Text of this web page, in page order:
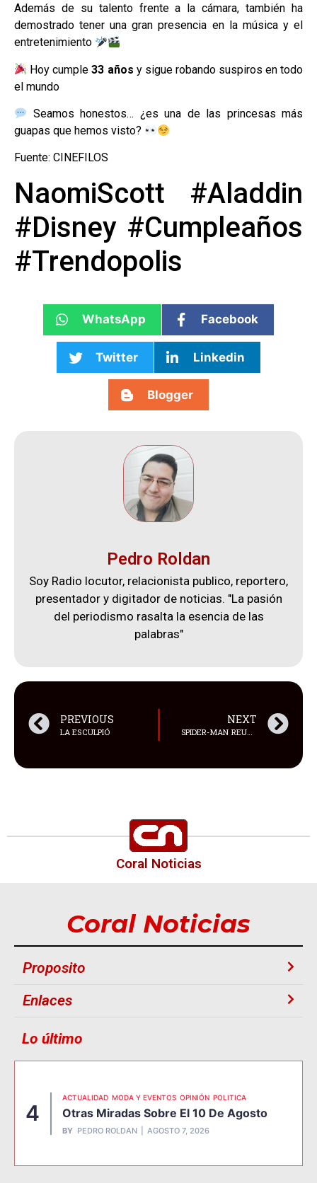
Además de su talento frente a la cámara, también ha
demostrado tener una gran presencia en la música y el
entretenimiento
Hoy cumple33 años y sigue robando suspiros en todo
el mundo
Seamos honestos… ¿es una de las princesas más
guapas que hemos visto?
Fuente: CINEFILOS
NaomiScott #Aladdin
#Disney #Cumpleaños
#Trendopolis
WhatsApp Facebook
Twitter Linkedin
Blogger
Pedro Roldan
Soy Radio locutor, relacionista publico, reportero,
presentador y digitador de noticias. "La pasión
del periodismo rasalta la esencia de las
palabras"
PREVIOUS
LA ESCULPIÓ
NEXT
SPIDER-MAN REUNIÓ A UN ELENCO QUE TERMINÓ MARCANDO A TODA UNA GENERACIÓN
Coral Noticias
Coral Noticias
Proposito
Enlaces
Lo último
4
ACTUALIDAD MODA Y EVENTOS OPINIÓN POLITICA
Otras Miradas Sobre El 10 De Agosto
BY PEDRO ROLDAN AGOSTO 7, 2026